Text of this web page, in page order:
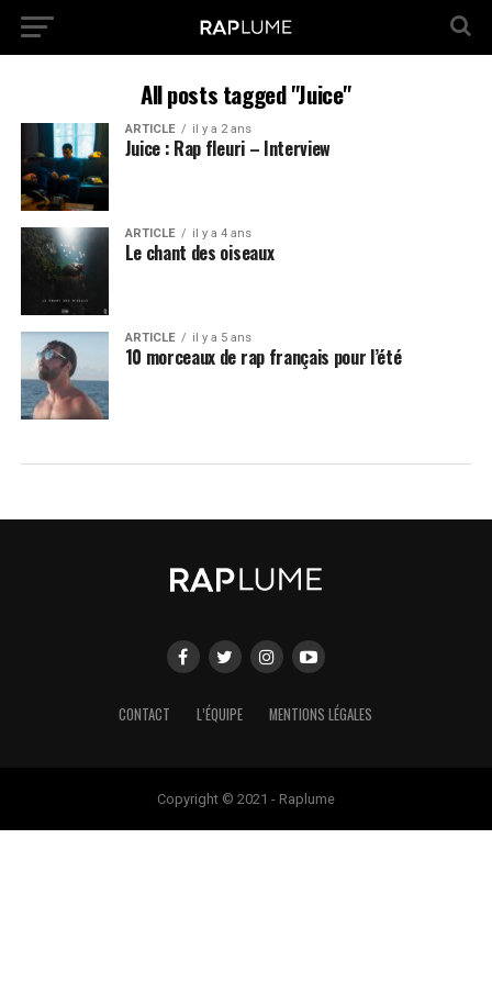
All posts tagged "Juice"
ARTICLE il y a 2 ans
Juice : Rap fleuri – Interview
ARTICLE il y a 4 ans
Le chant des oiseaux
ARTICLE il y a 5 ans
10 morceaux de rap français pour l’été
CONTACT L’ÉQUIPE MENTIONS LÉGALES
Copyright © 2021 - Raplume